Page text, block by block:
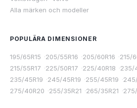
Alla märken och modeller
POPULÄRA DIMENSIONER
195/65R15 ·205/55R16 ·205/60R16 ·215/
215/55R17 ·225/50R17 ·225/40R18 ·235/
235/45R19 ·245/45R19 ·255/45R19 ·
275/40R20 ·255/35R21 ·265/35R21 ·